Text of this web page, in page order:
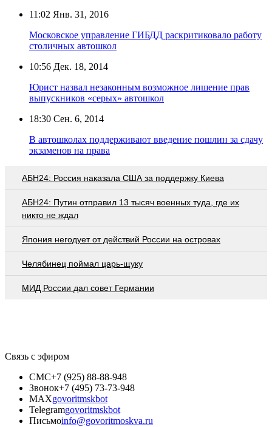
11:02 Янв. 31, 2016
Московское управление ГИБДД раскритиковало работу
столичных автошкол
10:56 Дек. 18, 2014
Юрист назвал незаконным возможное лишение прав
выпускников «серых» автошкол
18:30 Сен. 6, 2014
В автошколах поддерживают введение пошлин за сдачу
экзаменов на права
АБН24: Россия наказала США за поддержку Киева
АБН24: Путин отправил 13 тысяч военных туда, где их
никто не ждал
Япония негодует от действий России на островах
Челябинец поймал царь-щуку
МИД России дал совет Германии
Связь с эфиром
СМС+7 (925) 88-88-948
Звонок+7 (495) 73-73-948
MAXgovoritmskbot
Telegramgovoritmskbot
Письмоinfo@govoritmoskva.ru